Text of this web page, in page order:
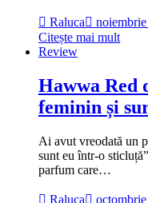
Raluca
Citește mai mult
Review
Hawwa Red
feminin și
Ai avut vreodată un
sunt eu într-o
parfum care…
Raluca